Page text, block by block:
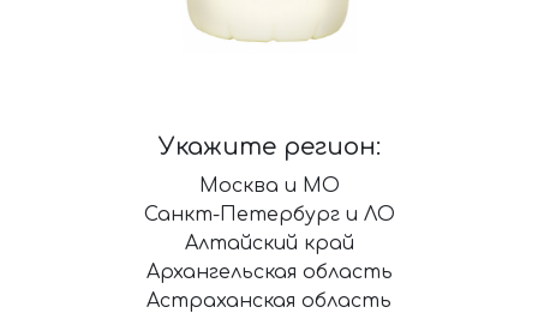
Укажите регион:
Москва и МО
Санкт-Петербург и ЛО
Алтайский край
Архангельская область
Астраханская область